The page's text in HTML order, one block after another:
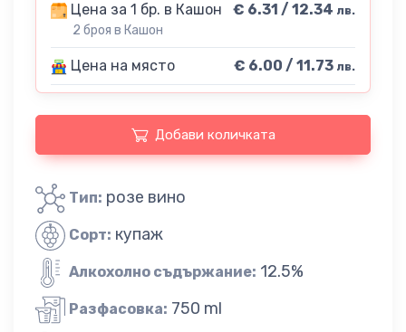
Цена за 1 бр. в Кашон
2 броя в Кашон
€ 6.31 / 12.34 лв.
Цена на място € 6.00 / 11.73 лв.
Добави количката
Тип: розе вино
Сорт: купаж
Алкохолно съдържание: 12.5%
Разфасовка: 750 ml